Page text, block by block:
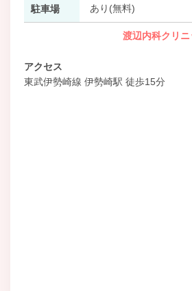
駐車場 あり(無料)
渡辺内科クリ
アクセス
東武伊勢崎線 伊勢崎駅 徒歩15分